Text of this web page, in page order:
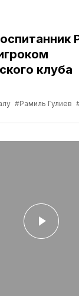
клуба
#Рамиль Гулиев